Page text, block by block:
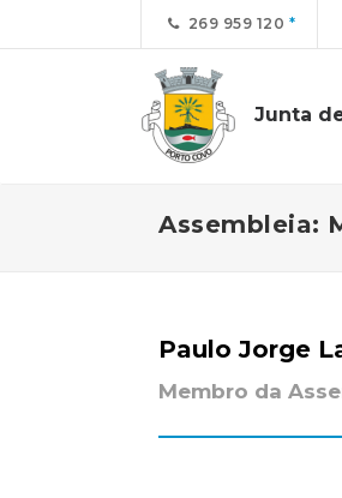
269 959 120
Junta
Assembleia:
Paulo Jorge
Membro da